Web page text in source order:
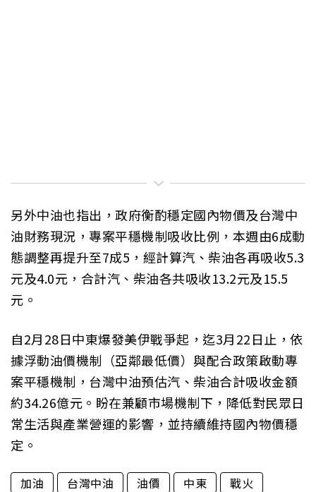
另外中油也指出，政府衡酌穩定國內物價及台灣中
油財務現況，專案平穩機制吸收比例，本週由6成動
態調整再提升至7成5，經計算汽、柴油各再吸收5.3
元及4.0元，合計汽、柴油各共吸收13.2元及15.5
元。
自2月28日中東爆發美伊戰爭起，迄3月22日止，依
據浮動油價機制（亞鄰最低價）與配合政策啟動專
案平穩機制，台灣中油預估汽、柴油合計吸收金額
約34.26億元。盼在兼顧市場機制下，降低對民眾日
常生活與產業營運的影響，並持續維持國內物價穩
定。
加油 台灣中油 油價 中東
戰火